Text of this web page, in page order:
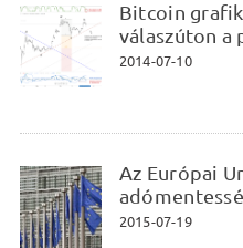
Bitcoin
válaszúton a
2014-07-10
Az Európai
2015-07-19